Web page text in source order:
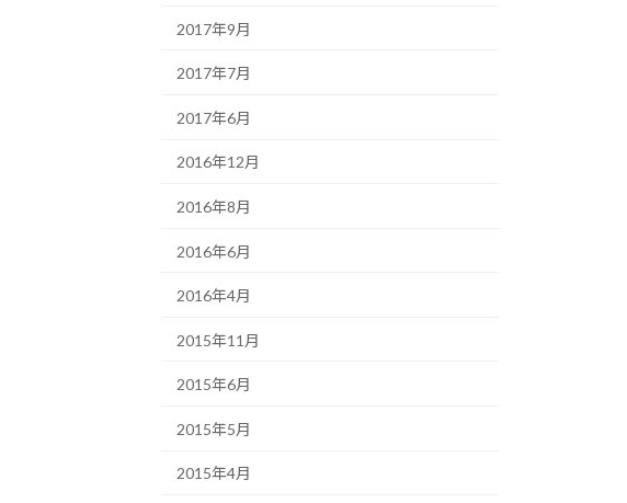
2017年9月
2017年7月
2017年6月
2016年12月
2016年8月
2016年6月
2016年4月
2015年11月
2015年6月
2015年5月
2015年4月